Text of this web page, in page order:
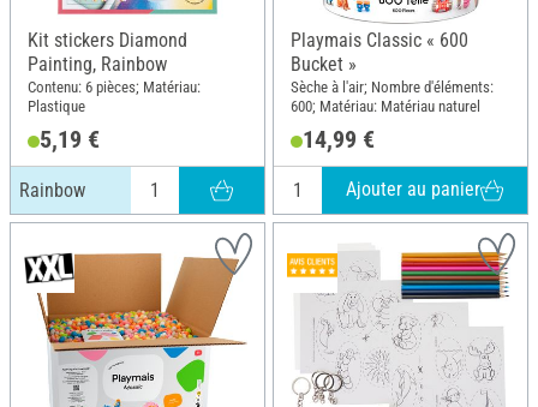
Kit stickers Diamond
Painting, Rainbow
Contenu: 6 pièces; Matériau:
Plastique
5,19 €
Rainbow
Playmais Classic « 600
Bucket »
Sèche à l'air; Nombre d'éléments:
600; Matériau: Matériau naturel
14,99 €
Ajouter au panier